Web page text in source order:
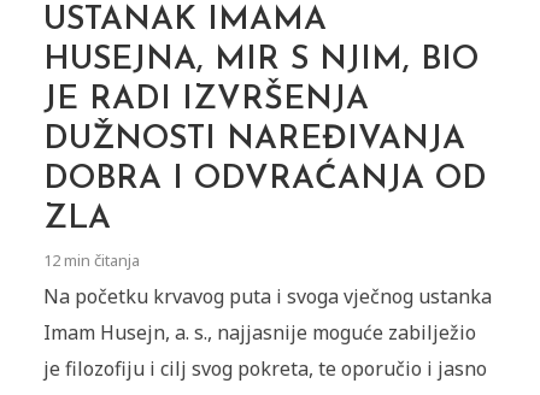
USTANAK IMAMA
HUSEJNA, MIR S NJIM, BIO
JE RADI IZVRŠENJA
DUŽNOSTI NAREĐIVANJA
DOBRA I ODVRAĆANJA OD
ZLA
12 min čitanja
Na početku krvavog puta i svoga vječnog ustanka
Imam Husejn, a. s., najjasnije moguće zabilježio
je filozofiju i cilj svog pokreta, te oporučio i jasno